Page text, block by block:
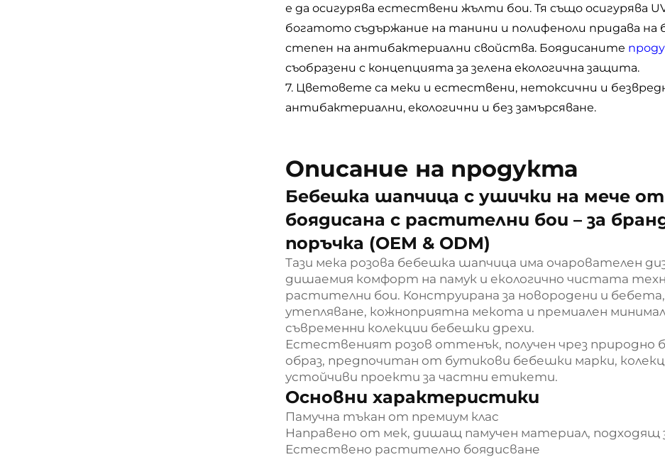
е да осигурява естествени жълти бои. Тя също осигурява
богатото съдържание на танини и полифеноли придава
степен на антибактериални свойства. Боядисаните
съобразени с концепцията за зелена екологична защита.
7. Цветовете са меки и естествени, нетоксични и
антибактериални, екологични и без замърсяване.
Описание на продукта
Бебешка шапчица с ушички на мече от
боядисана с растителни бои – за
поръчка (OEM & ODM)
Тази мека розова бебешка шапчица има очарователен
дишаемия комфорт на памук и екологично чистата
растителни бои. Конструирана за новородени и
утепляване, кожноприятна мекота и премиален
съвременни колекции бебешки дрехи.
Естественият розов оттенък, получен чрез природно
образ, предпочитан от бутикови бебешки марки,
устойчиви проекти за частни етикети.
Основни характеристики
Памучна тъкан от премиум клас
Направено от мек, дишащ памучен материал, подходящ
Естествено растително боядисване